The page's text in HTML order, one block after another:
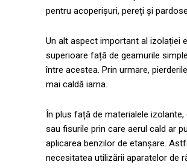
pentru acoperișuri, pereți și
Un alt aspect important al izolației
superioare față de geamurile
între acestea. Prin urmare,
mai caldă iarna.
În plus față de materialele
sau fisurile prin care aerul cald ar
aplicarea benzilor de etanșare.
necesitatea utilizării aparatelor de